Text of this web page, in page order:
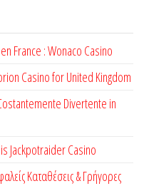
France : Wonaco Casino
Casino for United Kingdom
Divertente in
Jackpotraider Casino
Καταθέσεις & Γρήγορες